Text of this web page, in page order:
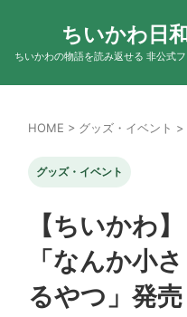
ちいかわ日
ちいかわの物語を読み返せる 非公式
HOME > グッズ・イベント >
グッズ・イベント
【ちいかわ
「なんか小
るやつ」発売